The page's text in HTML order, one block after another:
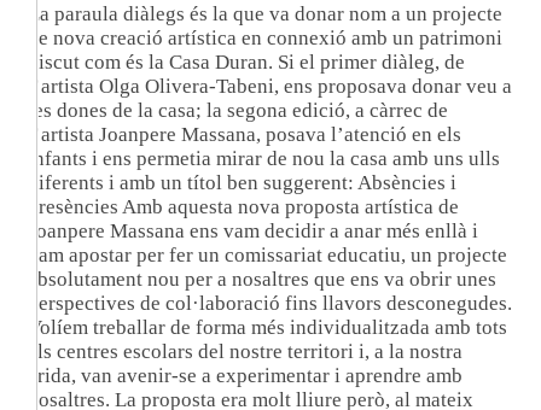
La paraula diàlegs és la que va donar nom a un projecte
de nova creació artística en connexió amb un patrimoni
viscut com és la Casa Duran. Si el primer diàleg, de
l’artista Olga Olivera-Tabeni, ens proposava donar veu a
les dones de la casa; la segona edició, a càrrec de
l’artista Joanpere Massana, posava l’atenció en els
infants i ens permetia mirar de nou la casa amb uns ulls
diferents i amb un títol ben suggerent: Absències i
presències Amb aquesta nova proposta artística de
Joanpere Massana ens vam decidir a anar més enllà i
vam apostar per fer un comissariat educatiu, un projecte
absolutament nou per a nosaltres que ens va obrir unes
perspectives de col·laboració fins llavors desconegudes.
Volíem treballar de forma més individualitzada amb tots
els centres escolars del nostre territori i, a la nostra
crida, van avenir-se a experimentar i aprendre amb
nosaltres. La proposta era molt lliure però, al mateix